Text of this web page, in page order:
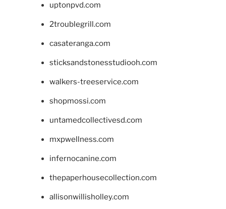
uptonpvd.com
2troublegrill.com
casateranga.com
sticksandstonesstudiooh.com
walkers-treeservice.com
shopmossi.com
untamedcollectivesd.com
mxpwellness.com
infernocanine.com
thepaperhousecollection.com
allisonwillisholley.com